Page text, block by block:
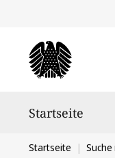
Startseite
Sie
Startseite